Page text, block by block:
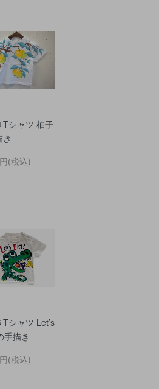
Tシャツ 柚子
(税込)
シャツ Let’s
手描き
(税込)